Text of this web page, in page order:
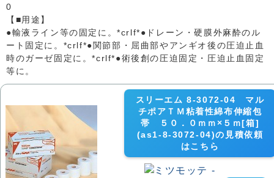
0
【■用途】
●輸液ライン等の固定に。*crlf*●ドレーン・硬膜外麻酔のル
ート固定に。*crlf*●関節部・屈曲部やアンギオ後の圧迫止血
時のガーゼ固定に。*crlf*●術後創の圧迫固定・圧迫止血固定
等に。
スリーエム 8-3072-04 マル
チポアＴＭ粘着性綿布伸縮包
帯 ５０．０ｍｍ×５ｍ[箱]
(as1-8-3072-04)の見積依頼
はこちら